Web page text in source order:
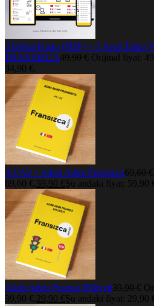
4 Dijital Kitap (PDF) + 3 Sesli Takip
FRANSIZCA49,90€ Orijinal fiyat:
34,90 €.
A1/A2 – Adım Adım Fransızca69,60€
69,60 €.
59,90 € Şu andaki fiyat: 59,90 €.
Adım Adım Fransız Ehliyeti39,90€
39,90 €.
29,90 € Şu andaki fiyat: 29,90 €.